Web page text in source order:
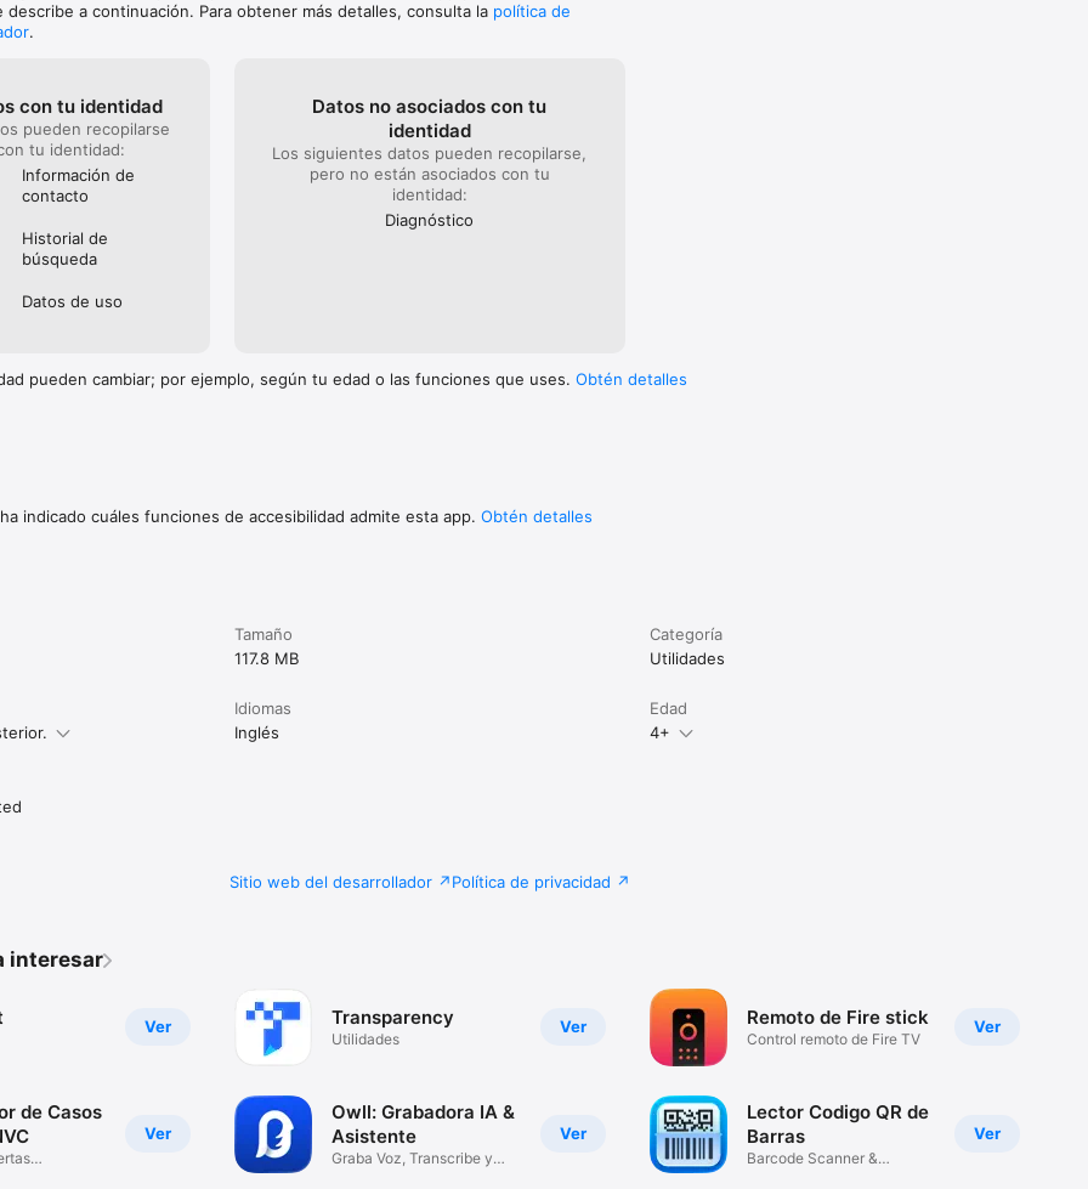
describe a continuación. Para obtener más detalles, consulta la política de
.
con tu identidad
pueden recopilarse
tu identidad:
Información de
contacto
Historial de
búsqueda
Datos de uso
Datos no asociados con tu
identidad
Los siguientes datos pueden recopilarse,
pero no están asociados con tu
identidad:
Diagnóstico
pueden cambiar; por ejemplo, según tu edad o las funciones que uses. Obtén detalles
indicado cuáles funciones de accesibilidad admite esta app. Obtén detalles
Tamaño
117.8 MB
Categoría
Utilidades
Idiomas
Inglés
Edad
4+
Sitio web del desarrollador Política de privacidad
interesar
Ver
Ver
de Casos
Ver
Transparency
Utilidades
Ver
Owll: Grabadora IA &
Asistente
Graba Voz, Transcribe y
Ver
Remoto de Fire stick
Control remoto de Fire TV
Ver
Lector Codigo QR de
Barras
Barcode Scanner &